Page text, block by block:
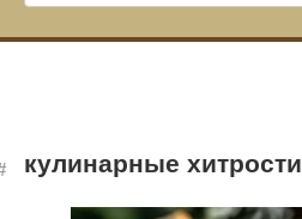
кулинарные хитрости